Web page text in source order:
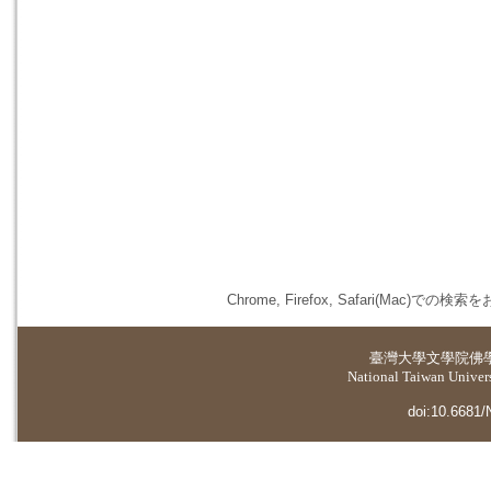
Chrome, Firefox, Safari(Mac)での検索を
臺灣大學文學院佛
National Taiwan
doi:10.6681/